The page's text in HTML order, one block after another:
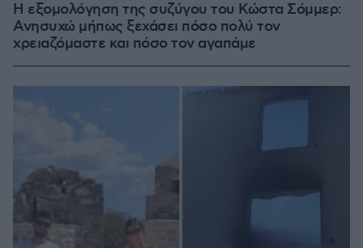
Η εξομολόγηση της συζύγου του Κώστα Σόμμερ:
Ανησυχώ μήπως ξεχάσει πόσο πολύ τον
χρειαζόμαστε και πόσο τον αγαπάμε